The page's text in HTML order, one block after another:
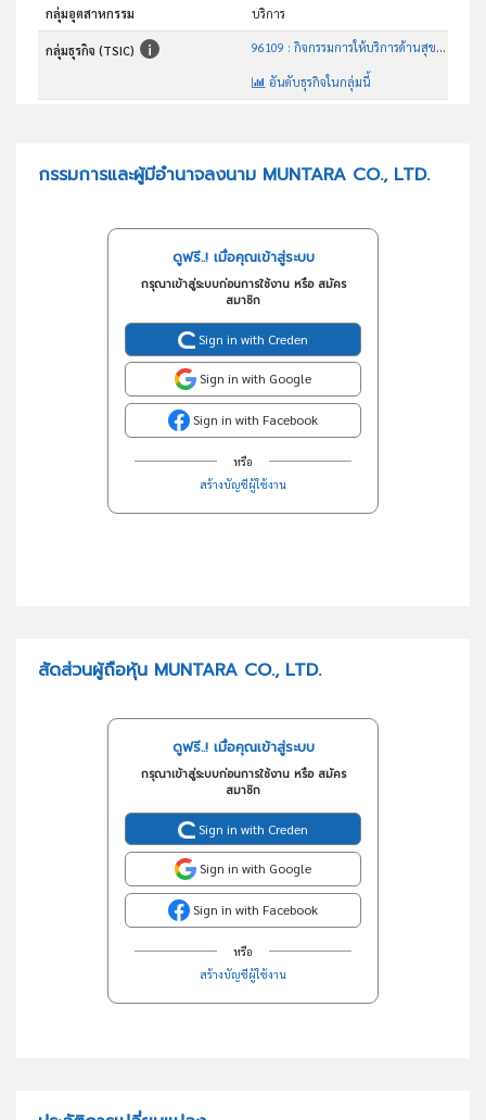
กลุ่มอุตสาหกรรม บริการ
กลุ่มธุรกิจ (TSIC) 96109 : กิจกรรมการให้บริการด้านสุขภาพอื่นๆซึ่งมิได้จัดประเภทไว้ ในที่อื่น
อันดับธุรกิจในกลุ่มนี้
กรรมการและผู้มีอำนาจลงนาม MUNTARA CO., LTD.
ดูฟรี..! เมื่อคุณเข้าสู่ระบบ
กรุณาเข้าสู่ระบบก่อนการใช้งาน หรือ สมัคร
สมาชิก
Sign in with Creden
Sign in with Google
Sign in with Facebook
หรือ
สร้างบัญชีผู้ใช้งาน
สัดส่วนผู้ถือหุ้น MUNTARA CO., LTD.
ดูฟรี..! เมื่อคุณเข้าสู่ระบบ
กรุณาเข้าสู่ระบบก่อนการใช้งาน หรือ สมัคร
สมาชิก
Sign in with Creden
Sign in with Google
Sign in with Facebook
หรือ
สร้างบัญชีผู้ใช้งาน